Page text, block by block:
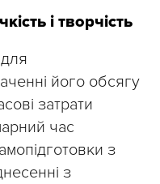
і творчість
його обсягу
затрати
час
з
з